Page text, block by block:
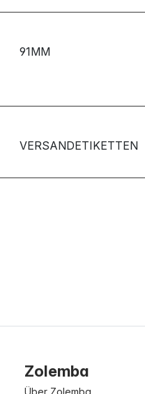
91MM
VERSANDETIKETTEN
Zolemba
Über Zolemba